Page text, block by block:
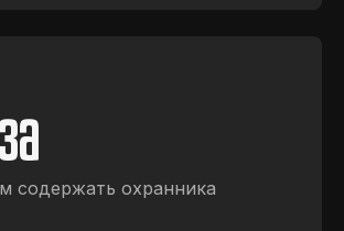
содержать охранника